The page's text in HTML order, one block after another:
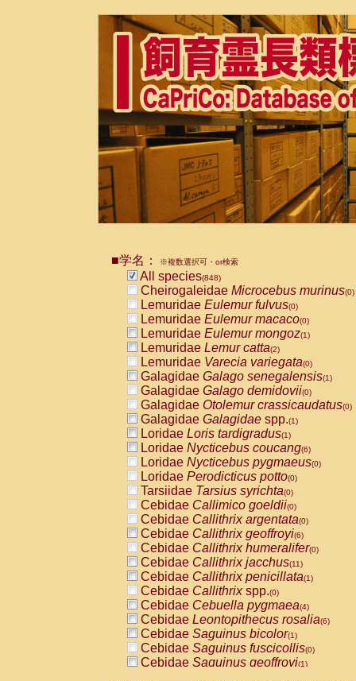
■学名： ※複数選択可・or検索
All species(848)
Cheirogaleidae Microcebus murinus(0)
Lemuridae Eulemur fulvus(0)
Lemuridae Eulemur macaco(0)
Lemuridae Eulemur mongoz(1)
Lemuridae Lemur catta(2)
Lemuridae Varecia variegata(0)
Galagidae Galago senegalensis(1)
Galagidae Galago demidovii(0)
Galagidae Otolemur crassicaudatus(0)
Galagidae Galagidae spp.(1)
Loridae Loris tardigradus(1)
Loridae Nycticebus coucang(6)
Loridae Nycticebus pygmaeus(0)
Loridae Perodicticus potto(0)
Tarsiidae Tarsius syrichta(0)
Cebidae Callimico goeldii(0)
Cebidae Callithrix argentata(0)
Cebidae Callithrix geoffroyi(6)
Cebidae Callithrix humeralifer(0)
Cebidae Callithrix jacchus(11)
Cebidae Callithrix penicillata(1)
Cebidae Callithrixspp.(0)
Cebidae Cebuella pygmaea(4)
Cebidae Leontopithecus rosalia(6)
Cebidae Saguinus bicolor(1)
Cebidae Saguinus fuscicollis(0)
Cebidae Saguinus geoffroyi(1)